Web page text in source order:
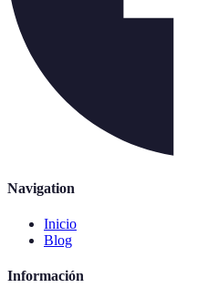
Navigation
Inicio
Blog
Información